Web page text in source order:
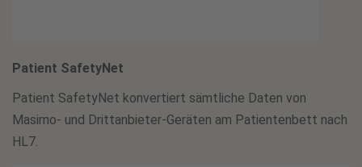
Patient SafetyNet
Patient SafetyNet konvertiert sämtliche Daten von
Masimo- und Drittanbieter-Geräten am Patientenbett nach
HL7.